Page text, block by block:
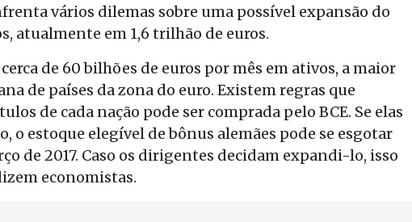
vários dilemas sobre uma possível expansão do
atualmente em 1,6 trilhão de euros.
de 60 bilhões de euros por mês em ativos, a maior
de países da zona do euro. Existem regras que
de cada nação pode ser comprada pelo BCE. Se elas
o estoque elegível de bônus alemães pode se esgotar
de 2017. Caso os dirigentes decidam expandi-lo, isso
economistas.